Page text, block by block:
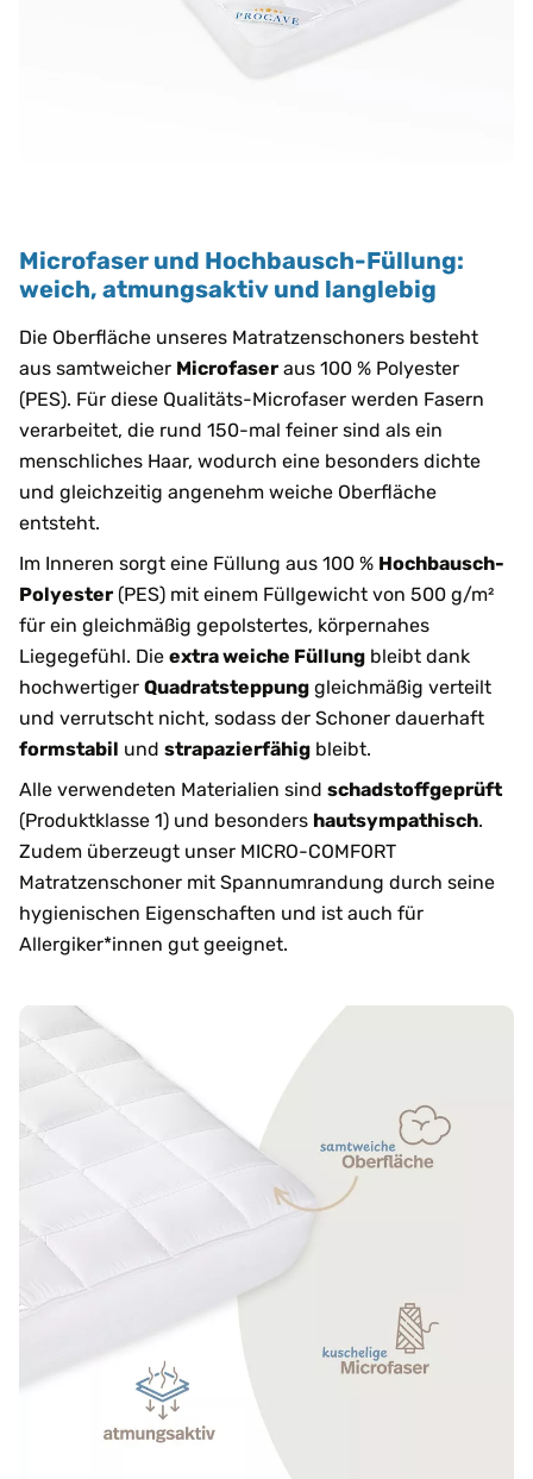
Microfaser und Hochbausch-Füllung:
weich, atmungsaktiv und langlebig
Die Oberfläche unseres Matratzenschoners besteht
aus samtweicher Microfaser aus 100 % Polyester
(PES). Für diese Qualitäts-Microfaser werden Fasern
verarbeitet, die rund 150-mal feiner sind als ein
menschliches Haar, wodurch eine besonders dichte
und gleichzeitig angenehm weiche Oberfläche
entsteht.
Im Inneren sorgt eine Füllung aus 100 % Hochbausch-
Polyester (PES) mit einem Füllgewicht von 500 g/m²
für ein gleichmäßig gepolstertes, körpernahes
Liegegefühl. Die extra weiche Füllung bleibt dank
hochwertiger Quadratsteppung gleichmäßig verteilt
und verrutscht nicht, sodass der Schoner dauerhaft
formstabil und strapazierfähig bleibt.
Alle verwendeten Materialien sind schadstoffgeprüft
(Produktklasse 1) und besonders hautsympathisch.
Zudem überzeugt unser MICRO-COMFORT
Matratzenschoner mit Spannumrandung durch seine
hygienischen Eigenschaften und ist auch für
Allergiker*innen gut geeignet.